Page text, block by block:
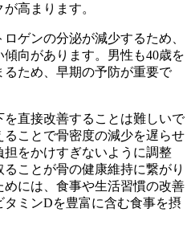
高まります。
ゲンの分泌が減少するため、
向があります。男性も40歳を
ため、早期の予防が重要で
直接改善することは難しいで
ことで骨密度の減少を遅らせ
をかけすぎないように調整
ことが骨の健康維持に繋がり
には、食事や生活習慣の改善
ミンDを豊富に含む食事を摂